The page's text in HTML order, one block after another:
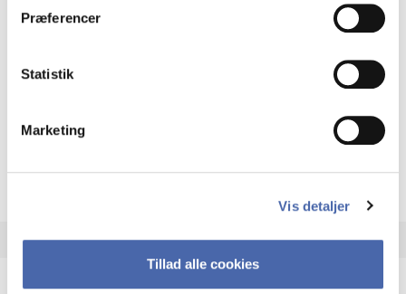
Præferencer
Statistik
Marketing
Vis detaljer
Tillad alle cookies
HD2 Maritime
15 ECTS